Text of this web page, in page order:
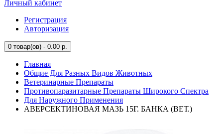
Личный кабинет
Регистрация
Авторизация
0 товар(ов) - 0.00 р.
Главная
Общие Для Разных Видов Животных
Ветеринарные Препараты
Противопаразитарные Препараты Широкого Спектра
Для Наружного Применения
АВЕРСЕКТИНОВАЯ МАЗЬ 15Г. БАНКА (ВЕТ.)